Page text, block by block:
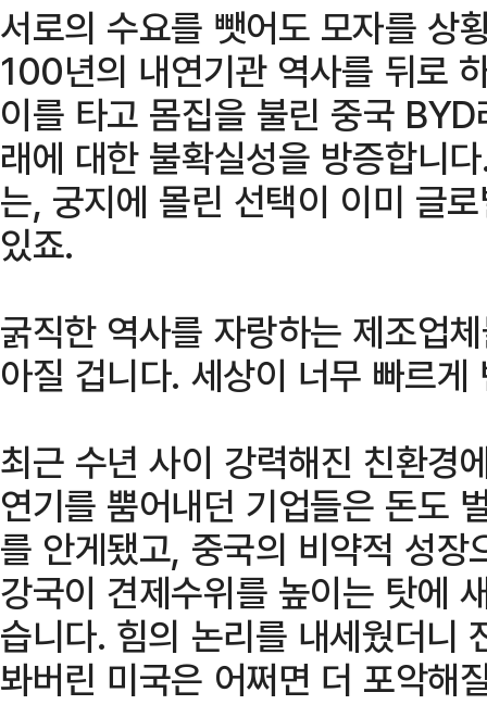
서로의 수요를 뺏어도 모자를 상
100년의 내연기관 역사를 뒤로
이를 타고 몸집을 불린 중국
래에 대한 불확실성을 방증합니
는, 궁지에 몰린 선택이 이미 글
있죠.
굵직한 역사를 자랑하는 제조업
아질 겁니다. 세상이 너무 빠르게
최근 수년 사이 강력해진 친환경
연기를 뿜어내던 기업들은 돈도
를 안게됐고, 중국의 비약적 성
강국이 견제수위를 높이는 탓에
습니다. 힘의 논리를 내세웠더니
봐버린 미국은 어쩌면 더 포악해